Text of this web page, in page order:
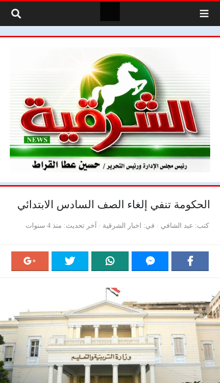
الحكومة تنفي إلغاء الصف السادس الابتدائي
كتب عبد الشافي في اخبار الشرقية آخر تحديث منذ 4 سنوات